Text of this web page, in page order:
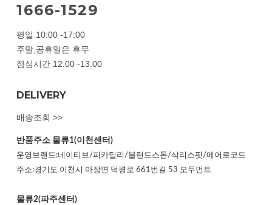
1666-1529
평일 10:00 -17:00
주말,공휴일은 휴무
점심시간 12:00 -13:00
DELIVERY
배송조회 >>
반품주소 물류1(이천센터)
운영브랜드:네이티브/피카딜리/블런드스톤/삭리스핏/에어로코드
주소:경기도 이천시 마장면 덕평로 661번길 53 모두먼트
물류2(파주센터)